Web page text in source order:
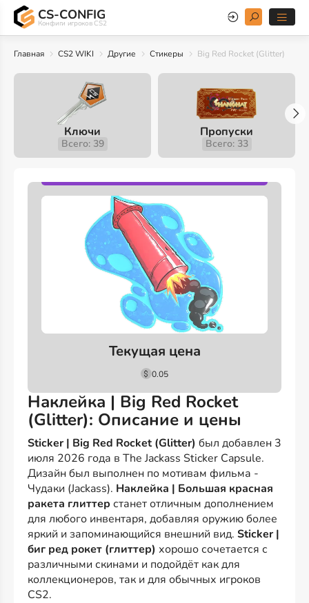
CS-CONFIG
Конфиги игроков CS2
Главная CS2 WIKI Другие Стикеры Big Red Rocket (Glitter)
Ключи
Всего: 39
Пропуски
Всего: 33
Текущая цена
0.05
Наклейка | Big Red Rocket
(Glitter): Описание и цены
Sticker | Big Red Rocket (Glitter) был добавлен 3
июля 2026 года в The Jackass Sticker Capsule.
Дизайн был выполнен по мотивам фильма -
Чудаки (Jackass). Наклейка | Большая красная
ракета глиттер станет отличным дополнением
для любого инвентаря, добавляя оружию более
яркий и запоминающийся внешний вид. Sticker |
биг ред рокет (глиттер) хорошо сочетается с
различными скинами и подойдёт как для
коллекционеров, так и для обычных игроков
CS2.